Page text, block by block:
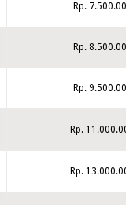
Rp.
Rp.
Rp.
Rp.
Rp.